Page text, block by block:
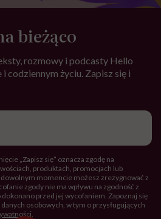
bieżąco
rozmowy i podcasty Hello
codziennym życiu. Zapisz się i
„Zapisz się” oznacza zgodę na
produktach, promocjach lub
momencie możesz zrezygnować z
zgody nie ma wpływu na zgodność z
przed jej wycofaniem. Zapoznaj się
osobowych, w tym o przysługujących